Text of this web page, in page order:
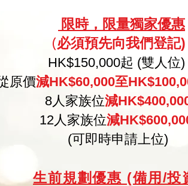
限時，限量獨家優惠
(必須預先向我們登記)
HK$150,000起 (雙人位)
原價減HK$60,000至
8人家族位減
12人家族位減
(可即時申請上位)
生前規劃優惠 (備用/投